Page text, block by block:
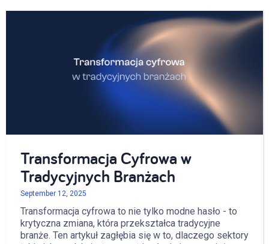
Transformacja Cyfrowa w
Tradycyjnych Branżach
September 12, 2025
Transformacja cyfrowa to nie tylko modne hasło - to
krytyczna zmiana, która przekształca tradycyjne
branże. Ten artykuł zagłębia się w to, dlaczego sektory